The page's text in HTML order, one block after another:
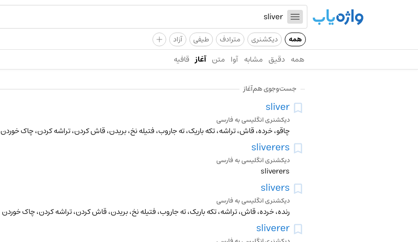
همه دیکشنری مترادف طیفی آزاد +
همه دقیق مشابه آوا متن آغاز قافیه
جست‌وجوی هم‌آغاز
sliver
دیکشنری انگلیسی به فارسی
چاقو، خرده، قاش، تراشه، تکه باریک، ته جاروب، فتیله نخ، بریدن، قاش کردن، تراشه کردن، چاک خوردن
sliverers
دیکشنری انگلیسی به فارسی
sliverers
slivers
دیکشنری انگلیسی به فارسی
رنده، خرده، قاش، تراشه، تکه باریک، ته جاروب، فتیله نخ، بریدن، قاش کردن، تراشه کردن، چاک خوردن
sliverer